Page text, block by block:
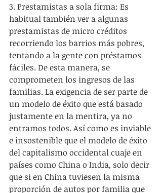
3. Prestamistas a sola firma: Es
habitual también ver a algunas
prestamistas de micro créditos
recorriendo los barrios más pobres,
tentando a la gente con préstamos
fáciles. De esta manera, se
comprometen los ingresos de las
familias. La exigencia de ser parte de
un modelo de éxito que está basado
justamente en la mentira, ya no
entramos todos. Así como es inviable
e insostenible que el modelo de éxito
del capitalismo occidental cuaje en
países como China o India, solo decir
que si en China tuviesen la misma
proporción de autos por familia que